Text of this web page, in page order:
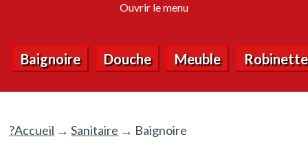
Ouvrir le menu
Baignoire Douche Meuble
?Accueil →Sanitaire → Baignoire